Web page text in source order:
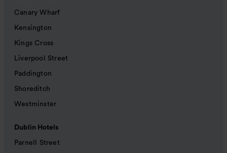
Canary Wharf
Kensington
Kings Cross
Liverpool Street
Paddington
Shoreditch
Westminster
Dublin Hotels
Parnell Street